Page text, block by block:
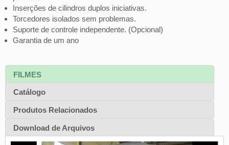
Inserções de cilindros duplos iniciativas.
Torcedores isolados sem problemas.
Suporte de controle independente. (Opcional)
Garantia de um ano
FILMES
Catálogo
Produtos Relacionados
Download de Arquivos